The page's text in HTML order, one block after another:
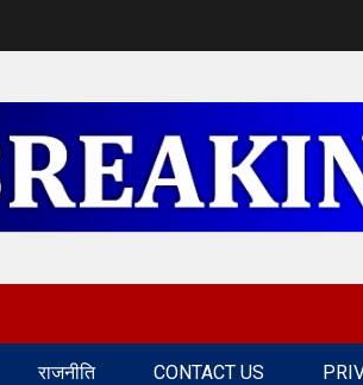
राजनीति CONTACT US